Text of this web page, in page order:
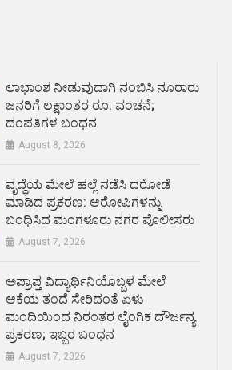
ಲಾಭಾಂಶ ನೀಡುವುದಾಗಿ ನಂಬಿಸಿ ನೂರಾರು
ಜನರಿಗೆ ಲಕ್ಷಾಂತರ ರೂ. ವಂಚನೆ;
ದಂಪತಿಗಳ ಬಂಧನ
August 8, 2026
ವೃದ್ಧೆಯ ಮೇಲೆ ಹಲ್ಲೆ ನಡೆಸಿ ದರೋಡೆ
ಮಾಡಿದ ಪ್ರಕರಣ: ಆರೋಪಿಗಳನ್ನು
ಬಂಧಿಸಿದ ಮಂಗಳೂರು ನಗರ ಪೊಲೀಸರು
August 7, 2026
ಅಪ್ರಾಪ್ತ ವಿದ್ಯಾರ್ಥಿನಿಯೊಬ್ಬಳ ಮೇಲೆ
ಆಕೆಯ ತಂದೆ ಸೇರಿದಂತೆ ಏಳು
ಮಂದಿಯಿಂದ ನಿರಂತರ ಲೈಂಗಿಕ ದೌರ್ಜನ್ಯ
ಪ್ರಕರಣ; ಇಬ್ಬರ ಬಂಧನ
August 7, 2026